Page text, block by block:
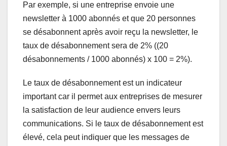
Par exemple, si une entreprise envoie une
newsletter à 1000 abonnés et que 20 personnes
se désabonnent après avoir reçu la newsletter, le
taux de désabonnement sera de 2% ((20
désabonnements / 1000 abonnés) x 100 = 2%).
Le taux de désabonnement est un indicateur
important car il permet aux entreprises de mesurer
la satisfaction de leur audience envers leurs
communications. Si le taux de désabonnement est
élevé, cela peut indiquer que les messages de